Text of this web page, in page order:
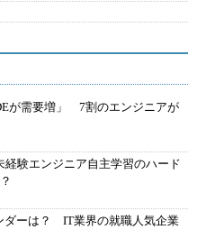
が需要増」 7割のエンジニアが
験エンジニア自主学習のハード
ダーは？ IT業界の就職人気企業